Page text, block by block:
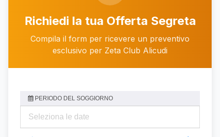
Richiedi la tua Offerta Segreta
Compila il form per ricevere un preventivo
esclusivo per Zeta Club Alicudi